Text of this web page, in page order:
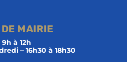
MAIRIE
à 12h
– 16h30 à 18h30